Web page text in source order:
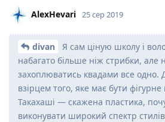
AlexHevari 25 сер 2019
divan
Я сам ціную школу і
набагато більше ніж стрибки, але
захоплюватись квадами все одно.
взірцем того, яке має бути
Такахаші — скажена пластика,
виконувати широкий спектр